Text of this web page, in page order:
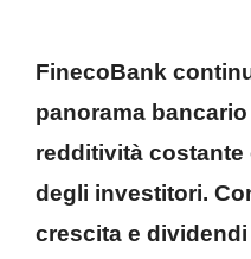
FinecoBank
panorama
redditività costante
degli investitori.
crescita e